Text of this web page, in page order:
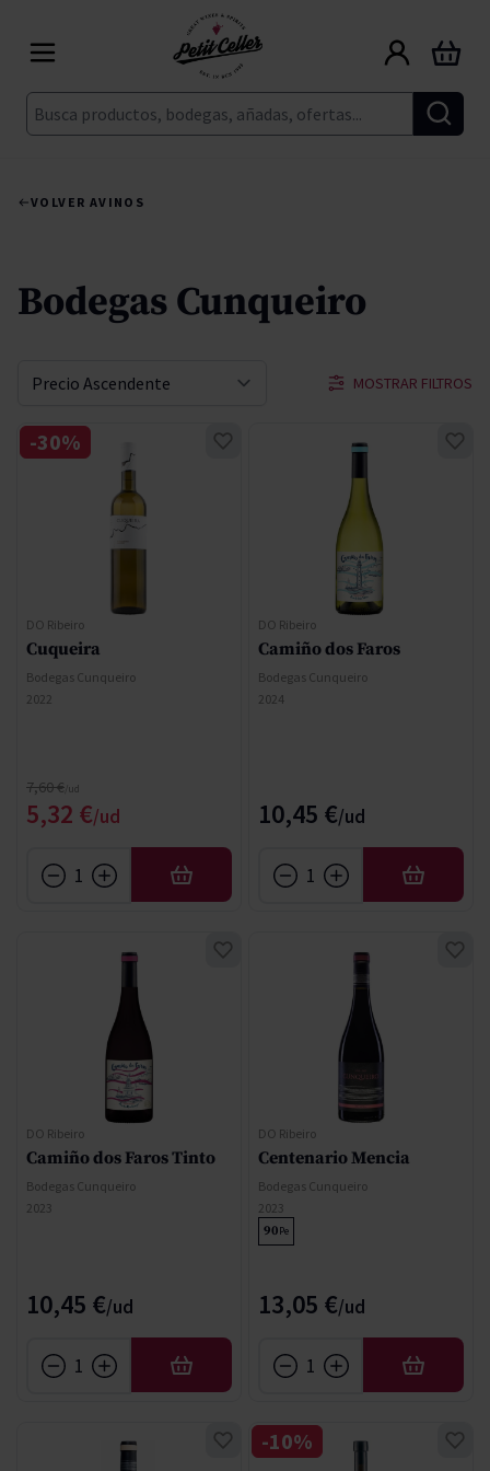
Buscar
Carrito
VOLVER AVINOS
Bodegas Cunqueiro
MOSTRAR FILTROS
Ordenar por
DO Ribeiro
Cuqueira
Bodegas Cunqueiro
2022
Precio especial
5,32 €
Precio normal
7,60 €
-30%
AÑADIR
DO Ribeiro
Camiño dos Faros
Bodegas Cunqueiro
2024
10,45 €
AÑADIR
DO Ribeiro
Camiño dos Faros Tinto
Bodegas Cunqueiro
2023
10,45 €
AÑADIR
DO Ribeiro
Centenario Mencia
Bodegas Cunqueiro
2023
90Pe
13,05 €
AÑADIR
-10%